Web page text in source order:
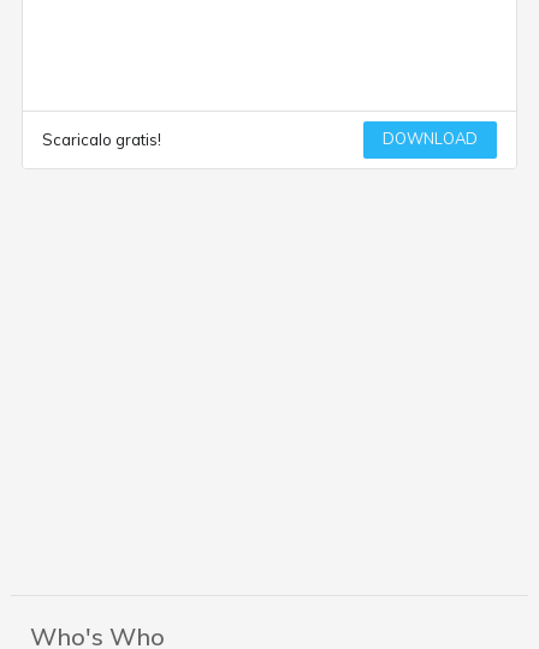
Scaricalo gratis! DOWNLOAD
Who's Who